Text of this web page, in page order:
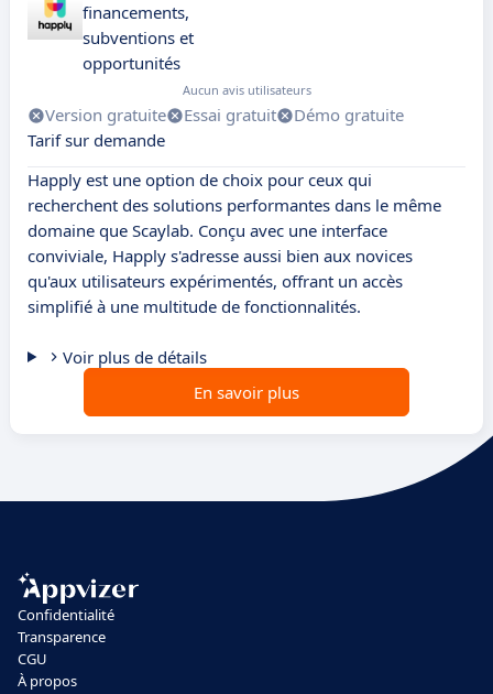
financements,
subventions et
opportunités
Aucun avis utilisateurs
Version gratuite Essai gratuit
Démo gratuite
Tarif sur demande
Happly est une option de choix pour ceux qui
recherchent des solutions performantes dans le même
domaine que Scaylab. Conçu avec une interface
conviviale, Happly s'adresse aussi bien aux novices
qu'aux utilisateurs expérimentés, offrant un accès
simplifié à une multitude de fonctionnalités.
Voir plus de détails
En savoir plus
Confidentialité
Transparence
CGU
À propos